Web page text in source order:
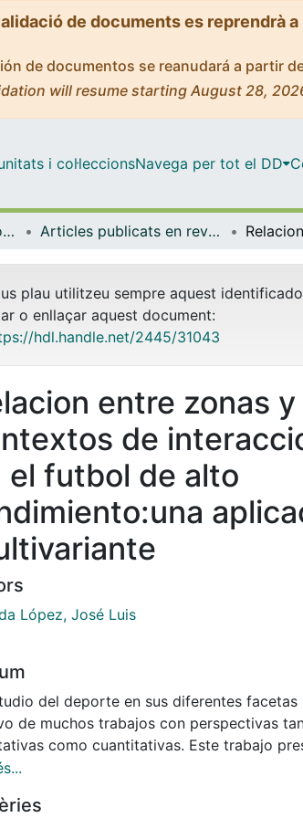
de documents es reprendrà
de documentos se reanudará a partir
will resume starting August 28,
i col·leccionsNavega per tot el DD
Psicologia Social i Psicologia Quantitativa Articles publicats en revistes (Psicologia Social i Psicologia Quantitativa)
plau utilitzeu sempre aquest
o enllaçar aquest document:
hdl.handle.net/2445/31043
entre zonas y
de
el futbol de alto
López, José Luis
del deporte en sus diferentes facetas
de muchos trabajos con perspectivas
como cuantitativas. Este trabajo
sobre el fútbol desde una visión
por la posición del balón. El diseño